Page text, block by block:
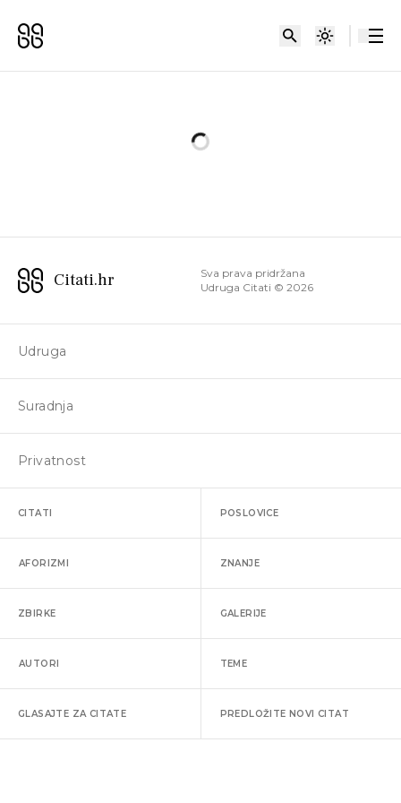
Citati.hr
Sva prava pridržana
Udruga Citati © 2026
Udruga
Suradnja
Privatnost
CITATI POSLOVICE
AFORIZMI ZNANJE
ZBIRKE GALERIJE
AUTORI TEME
GLASAJTE ZA CITATE PREDLOŽITE NOVI CITAT